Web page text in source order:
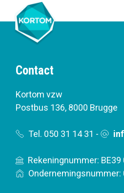
Contact
Kortom vzw
Postbus 136, 8000 Brugge
Tel. 050 31 14 31 -
Rekeningnummer:
Ondernemingsnummer: